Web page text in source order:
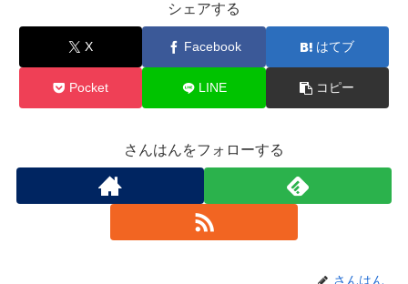
シェアする
X Facebook はてブ
Pocket LINE コピー
さんはんをフォローする
さんはん